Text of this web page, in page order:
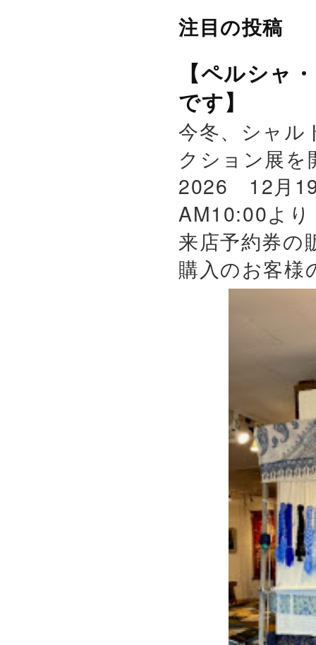
注目の投稿
【ペルシャ
です】
今冬、シャル
クション展
2026 12月19
AM10:00よ
来店予約券の
購入のお客様